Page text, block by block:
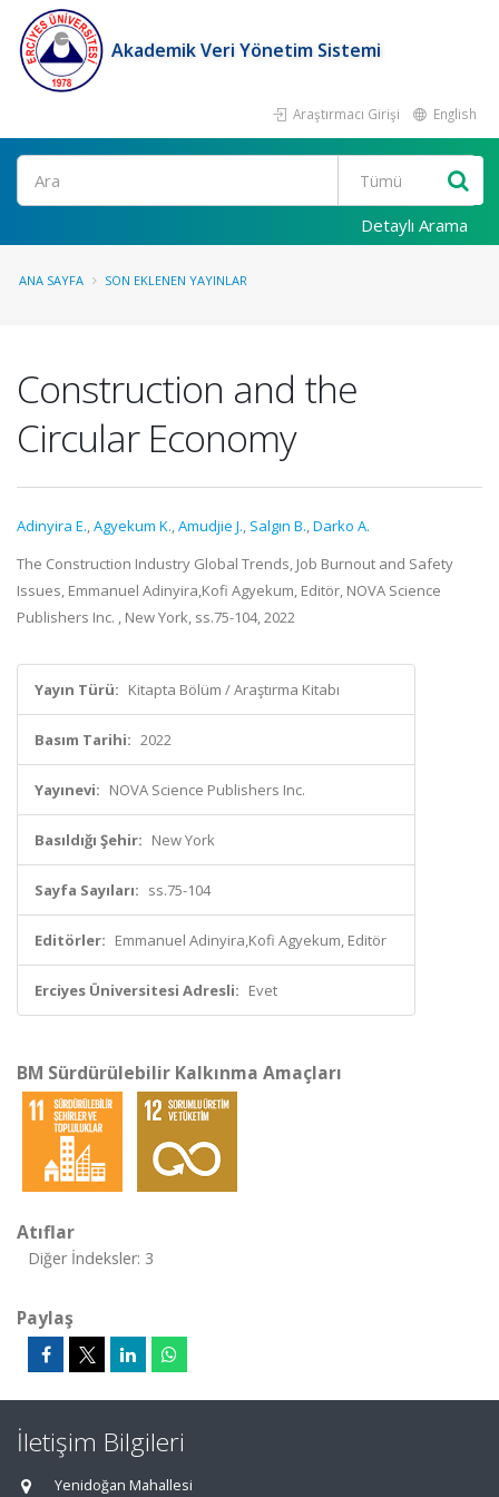
Akademik Veri Yönetim Sistemi
Araştırmacı Girişi English
Ara
Detaylı Arama
ANA SAYFA SON EKLENEN YAYINLAR
Construction and the
Circular Economy
Adinyira E.,Agyekum K.,Amudjie J., Salgın B.,Darko A.
The Construction Industry Global Trends, Job Burnout and Safety
Issues, Emmanuel Adinyira,Kofi Agyekum, Editör, NOVA Science
Publishers Inc. , New York, ss.75-104, 2022
Yayın Türü: Kitapta Bölüm / Araştırma Kitabı
Basım Tarihi: 2022
Yayınevi: NOVA Science Publishers Inc.
Basıldığı Şehir: New York
Sayfa Sayıları: ss.75-104
Editörler: Emmanuel Adinyira,Kofi Agyekum, Editör
Erciyes Üniversitesi Adresli: Evet
BM Sürdürülebilir Kalkınma Amaçları
Atıflar
Diğer İndeksler: 3
Paylaş
İletişim Bilgileri
Yenidoğan Mahallesi